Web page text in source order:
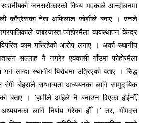
जनसरोकारको विषय भएकाले आन्दोलनमा
काँग्रेसका नेता अफिलाल जोशीले बताए । उनले
जबरजस्त फोहोरमैला व्यवस्थापन केन्द्र
काम गरिरहेको आरोप लगाए । अर्का स्थानीय
सल्लाह नै नगरेर एक्कासी गाँउमा फोहोरमैला
लाग्दा स्थानीय बिरोधमा उत्रिएको बताए । सिद्ध
बोहराले सम्भाव्यता अध्ययनका लागि सामुदायिक
बताए । ‘हामीले अहिले नै बनाउन दिएका होईनौँ,
लागि निर्णय गरेका हौँ ।’ तर, भीमदत्त